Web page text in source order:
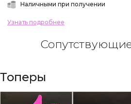
Наличными при получении
Узнать подробнее
Топеры